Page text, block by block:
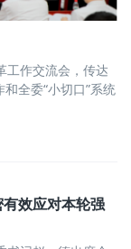
工作交流会，传达
全委“小切口”系统
效应对本轮强